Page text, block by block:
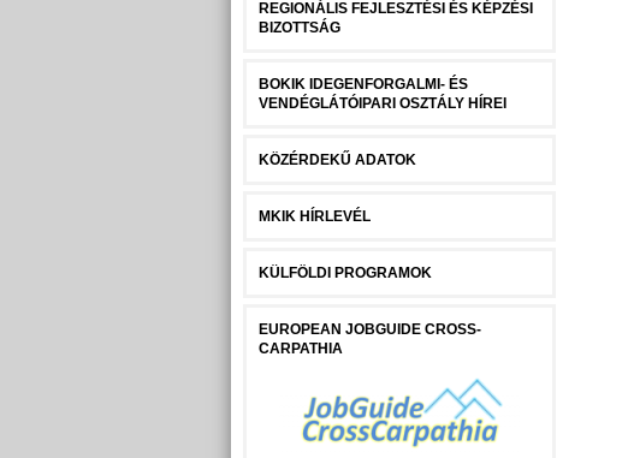
REGIONÁLIS FEJLESZTÉSI ÉS KÉPZÉSI
BIZOTTSÁG
BOKIK IDEGENFORGALMI- ÉS
VENDÉGLÁTÓIPARI OSZTÁLY HÍREI
KÖZÉRDEKŰ ADATOK
MKIK HÍRLEVÉL
KÜLFÖLDI PROGRAMOK
EUROPEAN JOBGUIDE CROSS-
CARPATHIA